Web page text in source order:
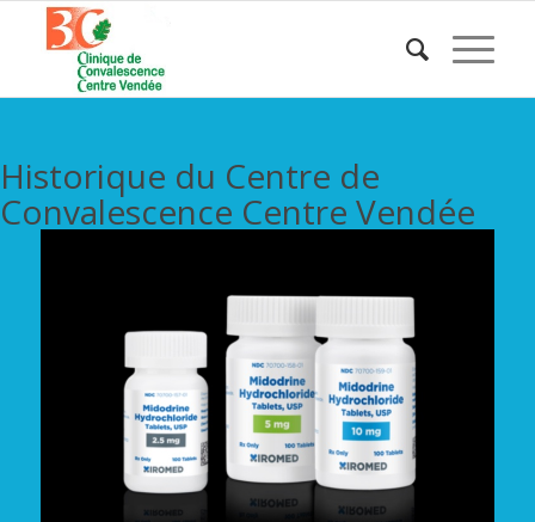
Historique du Centre de
Convalescence Centre Vendée